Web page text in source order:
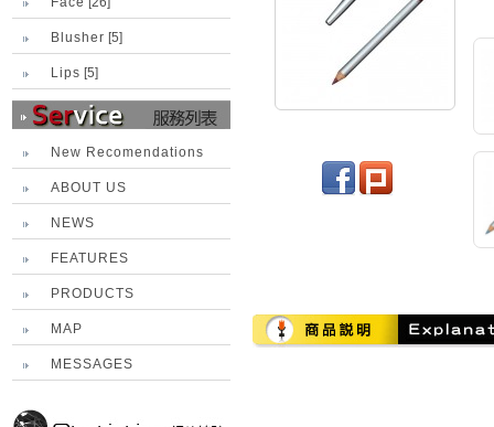
Blusher [5]
Lips [5]
New Recomendations
ABOUT US
NEWS
FEATURES
PRODUCTS
MAP
MESSAGES